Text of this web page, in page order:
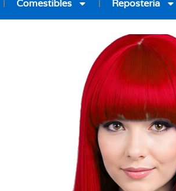
Comestibles Reposteria